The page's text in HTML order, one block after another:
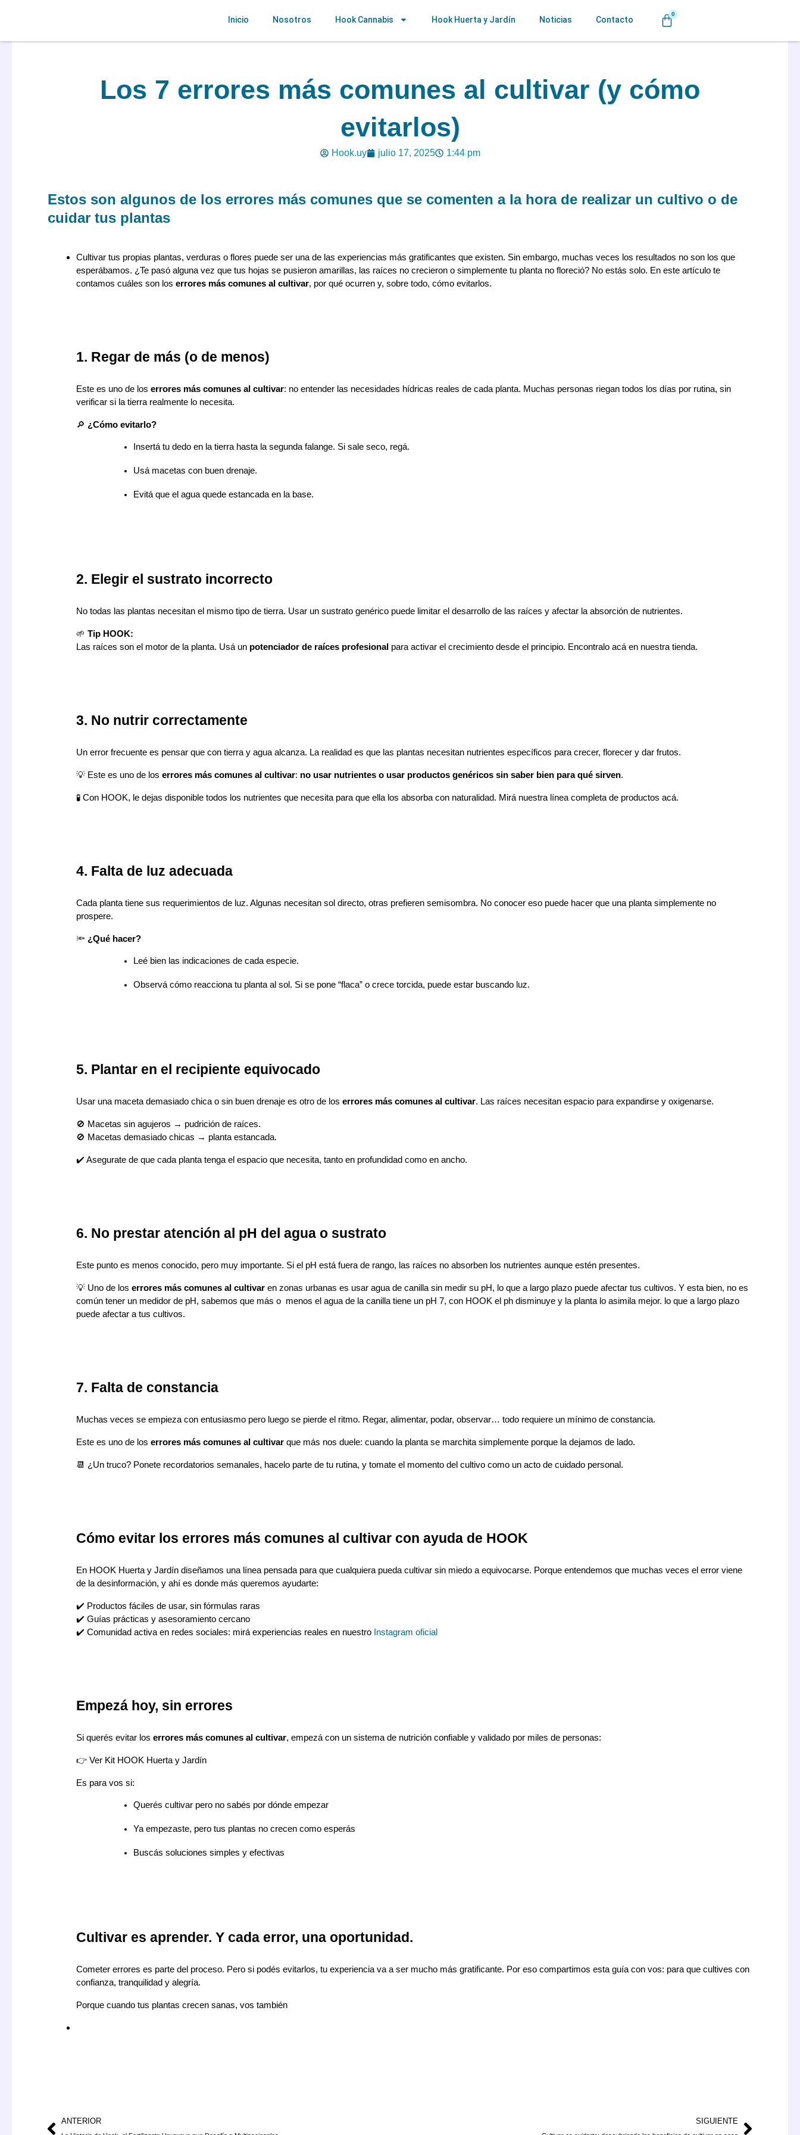
Inicio Nosotros Hook Cannabis Hook Huerta y Jardín Noticias Contacto
0
Carrito
Los 7 errores más comunes al cultivar (y cómo
evitarlos)
Hook.uy julio 17, 2025 1:44 pm
Estos son algunos de los errores más comunes que se comenten a la hora de realizar un cultivo o de
cuidar tus plantas
Cultivar tus propias plantas, verduras o flores puede ser una de las experiencias más gratificantes que existen. Sin embargo, muchas veces los resultados no son los que
esperábamos. ¿Te pasó alguna vez que tus hojas se pusieron amarillas, las raíces no crecieron o simplemente tu planta no floreció? No estás solo. En este artículo te
contamos cuáles son los errores más comunes al cultivar, por qué ocurren y, sobre todo, cómo evitarlos.
1. Regar de más (o de menos)
Este es uno de los errores más comunes al cultivar: no entender las necesidades hídricas reales de cada planta. Muchas personas riegan todos los días por rutina, sin
verificar si la tierra realmente lo necesita.
🔎 ¿Cómo evitarlo?
Insertá tu dedo en la tierra hasta la segunda falange. Si sale seco, regá.
Usá macetas con buen drenaje.
Evitá que el agua quede estancada en la base.
2. Elegir el sustrato incorrecto
No todas las plantas necesitan el mismo tipo de tierra. Usar un sustrato genérico puede limitar el desarrollo de las raíces y afectar la absorción de nutrientes.
🌱 Tip HOOK:
Las raíces son el motor de la planta. Usá un potenciador de raíces profesional para activar el crecimiento desde el principio. Encontralo acá en nuestra tienda.
3. No nutrir correctamente
Un error frecuente es pensar que con tierra y agua alcanza. La realidad es que las plantas necesitan nutrientes específicos para crecer, florecer y dar frutos.
💡 Este es uno de los errores más comunes al cultivar: no usar nutrientes o usar productos genéricos sin saber bien para qué sirven.
🧪 Con HOOK, le dejas disponible todos los nutrientes que necesita para que ella los absorba con naturalidad. Mirá nuestra línea completa de productos acá.
4. Falta de luz adecuada
Cada planta tiene sus requerimientos de luz. Algunas necesitan sol directo, otras prefieren semisombra. No conocer eso puede hacer que una planta simplemente no
prospere.
🔦 ¿Qué hacer?
Leé bien las indicaciones de cada especie.
Observá cómo reacciona tu planta al sol. Si se pone “flaca” o crece torcida, puede estar buscando luz.
5. Plantar en el recipiente equivocado
Usar una maceta demasiado chica o sin buen drenaje es otro de los errores más comunes al cultivar. Las raíces necesitan espacio para expandirse y oxigenarse.
🚫 Macetas sin agujeros → pudrición de raíces.
🚫 Macetas demasiado chicas → planta estancada.
✔️ Asegurate de que cada planta tenga el espacio que necesita, tanto en profundidad como en ancho.
6. No prestar atención al pH del agua o sustrato
Este punto es menos conocido, pero muy importante. Si el pH está fuera de rango, las raíces no absorben los nutrientes aunque estén presentes.
💡 Uno de los errores más comunes al cultivar en zonas urbanas es usar agua de canilla sin medir su pH, lo que a largo plazo puede afectar tus cultivos. Y esta bien, no es
común tener un medidor de pH, sabemos que más o menos el agua de la canilla tiene un pH 7, con HOOK el ph disminuye y la planta lo asimila mejor. lo que a largo plazo
puede afectar a tus cultivos.
7. Falta de constancia
Muchas veces se empieza con entusiasmo pero luego se pierde el ritmo. Regar, alimentar, podar, observar… todo requiere un mínimo de constancia.
Este es uno de los errores más comunes al cultivar que más nos duele: cuando la planta se marchita simplemente porque la dejamos de lado.
📆 ¿Un truco? Ponete recordatorios semanales, hacelo parte de tu rutina, y tomate el momento del cultivo como un acto de cuidado personal.
Cómo evitar los errores más comunes al cultivar con ayuda de HOOK
En HOOK Huerta y Jardín diseñamos una línea pensada para que cualquiera pueda cultivar sin miedo a equivocarse. Porque entendemos que muchas veces el error viene
de la desinformación, y ahí es donde más queremos ayudarte:
✔️ Productos fáciles de usar, sin fórmulas raras
✔️ Guías prácticas y asesoramiento cercano
✔️ Comunidad activa en redes sociales: mirá experiencias reales en nuestro Instagram oficial
Empezá hoy, sin errores
Si querés evitar los errores más comunes al cultivar, empezá con un sistema de nutrición confiable y validado por miles de personas:
👉 Ver Kit HOOK Huerta y Jardín
Es para vos si:
Querés cultivar pero no sabés por dónde empezar
Ya empezaste, pero tus plantas no crecen como esperás
Buscás soluciones simples y efectivas
Cultivar es aprender. Y cada error, una oportunidad.
Cometer errores es parte del proceso. Pero si podés evitarlos, tu experiencia va a ser mucho más gratificante. Por eso compartimos esta guía con vos: para que cultives con
confianza, tranquilidad y alegría.
Porque cuando tus plantas crecen sanas, vos también
AntANTERIOR SIGUIENTE